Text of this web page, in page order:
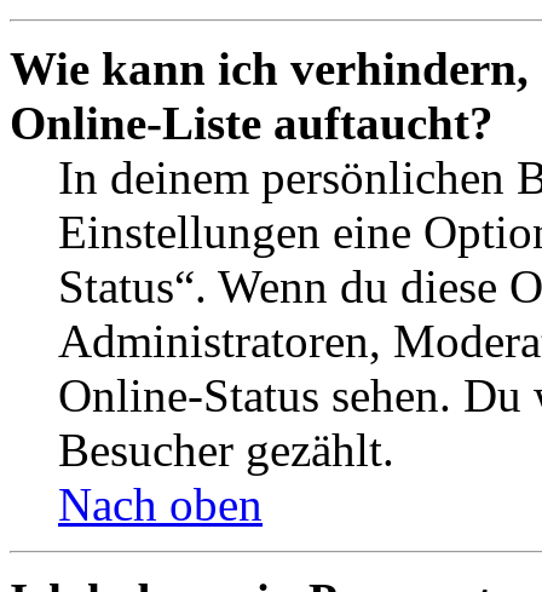
Wie kann ich verhindern,
Online-Liste auftaucht?
In deinem persönlichen
Einstellungen eine
Status“. Wenn du diese
Administratoren,
Online-Status sehen.
Besucher gezählt.
Nach oben